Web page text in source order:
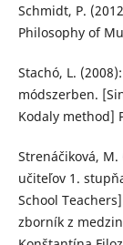
Schmidt, P.
Philosophy of
Stachó, L.
módszerben.
Kodaly method]
Strenáčiková,
učiteľov 1.
School
zborník z